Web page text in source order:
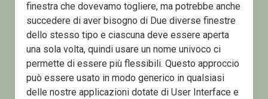
finestra che dovevamo togliere, ma potrebbe anche
succedere di aver bisogno di Due diverse finestre
dello stesso tipo e ciascuna deve essere aperta
una sola volta, quindi usare un nome univoco ci
permette di essere più flessibili. Questo approccio
può essere usato in modo generico in qualsiasi
delle nostre applicazioni dotate di User Interface e